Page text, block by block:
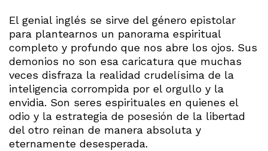
El genial inglés se sirve del género epistolar
para plantearnos un panorama espiritual
completo y profundo que nos abre los ojos. Sus
demonios no son esa caricatura que muchas
veces disfraza la realidad crudelísima de la
inteligencia corrompida por el orgullo y la
envidia. Son seres espirituales en quienes el
odio y la estrategia de posesión de la libertad
del otro reinan de manera absoluta y
eternamente desesperada.